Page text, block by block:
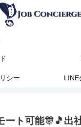
シー LINE
ート可能🎊🎵出